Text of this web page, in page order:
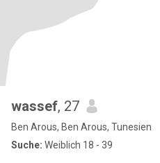
wassef, 27
Ben Arous, Ben Arous, Tunesien
Suche: Weiblich 18 - 39